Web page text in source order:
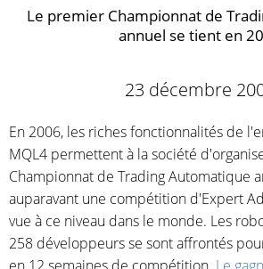
Le premier Championnat de
annuel se tient en
23 décembre
En 2006, les riches fonctionnalités de
MQL4 permettent à la société
Championnat de Trading Automatique
auparavant une compétition d'Expert
vue à ce niveau dans le monde. Les
258 développeurs se sont affrontés